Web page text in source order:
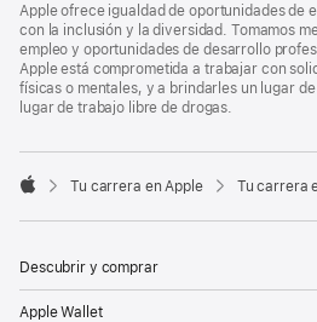
Footer
Apple ofrece igualdad de oportunidades de
con la inclusión y la diversidad. Tomamos
empleo y oportunidades de desarrollo
Apple está comprometida a trabajar con
físicas o mentales, y a brindarles un lugar
lugar de trabajo libre de drogas.

Tu carrera en Apple Tu carrera
Descubrir y comprar
Apple Wallet